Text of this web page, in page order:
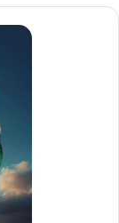
عالم